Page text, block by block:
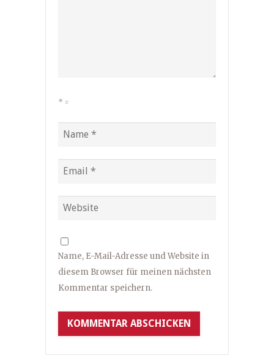
* =
Name, E-Mail-Adresse und Website in
diesem Browser für meinen nächsten
Kommentar speichern.